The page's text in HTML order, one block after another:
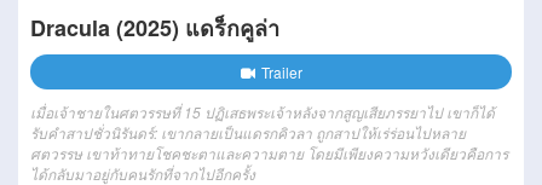
Dracula (2025) แดร็กคูล่า
Trailer
เมื่อเจ้าชายในศตวรรษที่ 15 ปฏิเสธพระเจ้าหลังจากสูญเสียภรรยาไป เขาก็ได้
รับคำสาปชั่วนิรันดร์: เขากลายเป็นแดรกคิวลา ถูกสาปให้เร่ร่อนไปหลาย
ศตวรรษ เขาท้าทายโชคชะตาและความตาย โดยมีเพียงความหวังเดียวคือการ
ได้กลับมาอยู่กับคนรักที่จากไปอีกครั้ง